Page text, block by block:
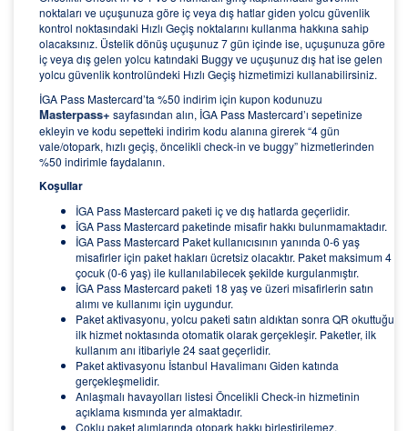
noktaları ve uçuşunuza göre iç veya dış hatlar giden yolcu güvenlik
kontrol noktasındaki Hızlı Geçiş noktalarını kullanma hakkına sahip
olacaksınız. Üstelik dönüş uçuşunuz 7 gün içinde ise, uçuşunuza göre
iç veya dış gelen yolcu katındaki Buggy ve uçuşunuz dış hat ise gelen
yolcu güvenlik kontrolündeki Hızlı Geçiş hizmetimizi kullanabilirsiniz.
İGA Pass Mastercard’ta %50 indirim için kupon kodunuzu
Masterpass+ sayfasından alın, İGA Pass Mastercard’ı sepetinize
ekleyin ve kodu sepetteki indirim kodu alanına girerek “4 gün
vale/otopark, hızlı geçiş, öncelikli check-in ve buggy” hizmetlerinden
%50 indirimle faydalanın.
Koşullar
İGA Pass Mastercard paketi iç ve dış hatlarda geçerlidir.
İGA Pass Mastercard paketinde misafir hakkı bulunmamaktadır.
İGA Pass Mastercard Paket kullanıcısının yanında 0-6 yaş
misafirler için paket hakları ücretsiz olacaktır. Paket maksimum 4
çocuk (0-6 yaş) ile kullanılabilecek şekilde kurgulanmıştır.
İGA Pass Mastercard paketi 18 yaş ve üzeri misafirlerin satın
alımı ve kullanımı için uygundur.
Paket aktivasyonu, yolcu paketi satın aldıktan sonra QR okuttuğu
ilk hizmet noktasında otomatik olarak gerçekleşir. Paketler, ilk
kullanım anı itibariyle 24 saat geçerlidir.
Paket aktivasyonu İstanbul Havalimanı Giden katında
gerçekleşmelidir.
Anlaşmalı havayolları listesi Öncelikli Check-in hizmetinin
açıklama kısmında yer almaktadır.
Çoklu paket alımlarında otopark hakkı birleştirilemez.